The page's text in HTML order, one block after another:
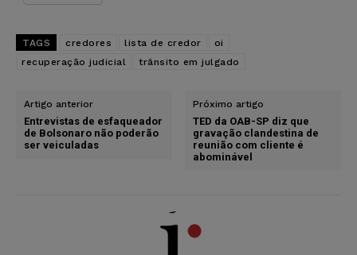
TAGS credores lista de credor
oi
recuperação judicial
trânsito em julgado
Artigo anterior
Entrevistas de esfaqueador
de Bolsonaro não poderão
ser veiculadas
Próximo artigo
TED da OAB-SP diz que
gravação clandestina de
reunião com cliente é
abominável